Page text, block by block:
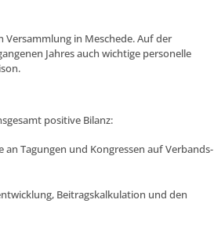
in Meschede. Auf der
Jahres auch wichtige personelle
positive Bilanz:
an Tagungen und Kongressen auf Verbands-
Beitragskalkulation und den